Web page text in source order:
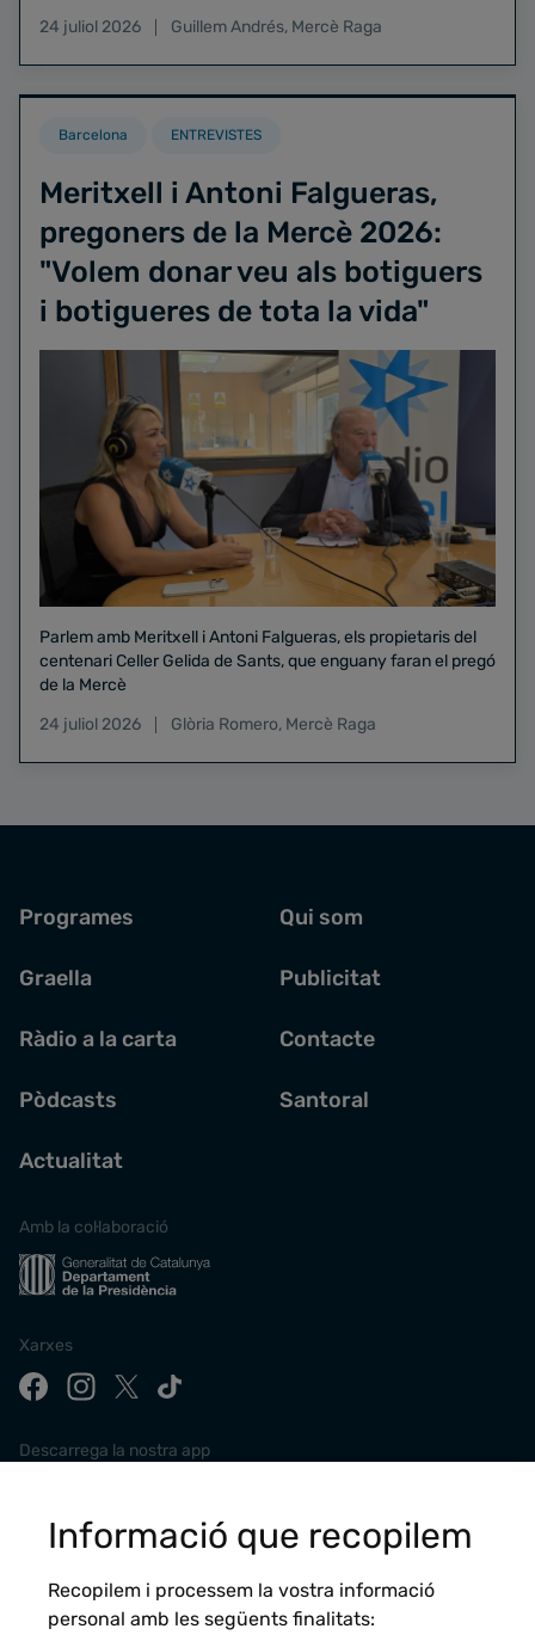
24 juliol 2026
Guillem Andrés, Mercè Raga
Barcelona ENTREVISTES
Meritxell i Antoni Falgueras,
pregoners de la Mercè 2026:
"Volem donar veu als botiguers
i botigueres de tota la vida"
Parlem amb Meritxell i Antoni Falgueras, els propietaris del
centenari Celler Gelida de Sants, que enguany faran el pregó
de la Mercè
24 juliol 2026
Glòria Romero, Mercè Raga
Programes
Graella
Ràdio a la carta
Pòdcasts
Actualitat
Qui som
Publicitat
Contacte
Santoral
Amb la col·laboració
Xarxes
Descarrega la nostra app
Informació que recopilem
Recopilem i processem la vostra informació
personal amb les següents finalitats: